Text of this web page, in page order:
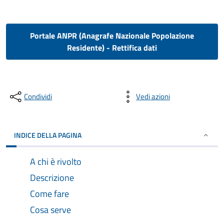
Portale ANPR (Anagrafe Nazionale Popolazione
Residente) - Rettifica dati
Condividi Vedi azioni
INDICE DELLA PAGINA
A chi è rivolto
Descrizione
Come fare
Cosa serve